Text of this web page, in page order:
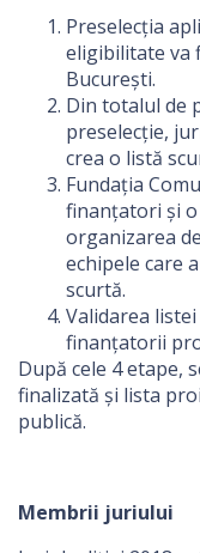
Preselecția
eligibilitate va
București.
Din totalul de
preselecție,
crea o listă
Fundația
finanțatori și
organizarea
echipele care
scurtă.
Validarea
finanțatorii
După cele 4 etape,
finalizată și lista
publică.
Membrii juriului